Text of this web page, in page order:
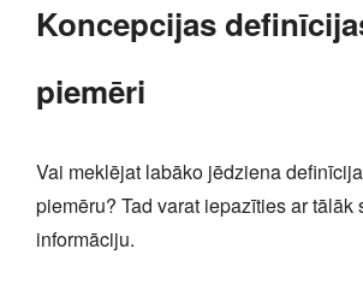
Koncepcijas
piemēri
Vai meklējat labāko jēdziena
piemēru? Tad varat iepazīties ar tālāk
informāciju.